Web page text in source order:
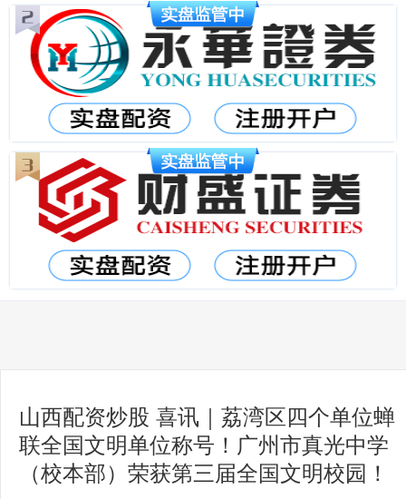
山西配资炒股 喜讯｜荔湾区四个单位蝉
联全国文明单位称号！广州市真光中学
（校本部）荣获第三届全国文明校园！